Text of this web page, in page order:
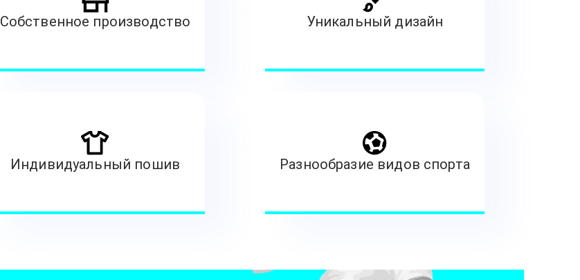
Собственное производство Уникальный дизайн
Индивидуальный пошив Разнообразие видов спорта